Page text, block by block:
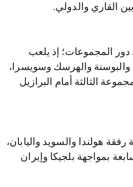
القاري والدولي.
المجموعات؛ إذ يلعب
والبوسنة والهرسك وسويسرا،
الثالثة أمام البرازيل
هولندا والسويد واليابان،
بمواجهة بلجيكا وإيران